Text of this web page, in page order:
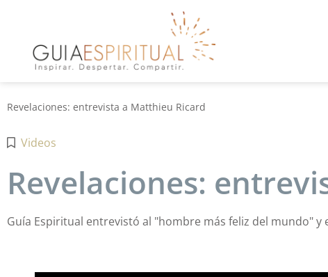
Revelaciones: entrevista a Matthieu Ricard
Videos
Revelaciones:
Guía Espiritual entrevistó al "hombre más feliz del mundo" y